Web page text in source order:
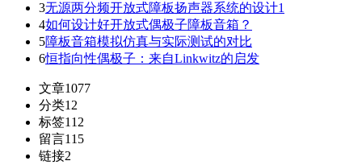
3无源两分频开放式障板扬声器系统的设计1
4如何设计好开放式偶极子障板音箱？
5障板音箱模拟仿真与实际测试的对比
6恒指向性偶极子：来自Linkwitz的启发
文章1077
分类12
标签112
留言115
链接2